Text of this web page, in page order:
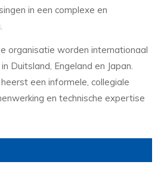
in een complexe en
organisatie worden internationaal
Duitsland, Engeland en Japan.
een informele, collegiale
en technische expertise